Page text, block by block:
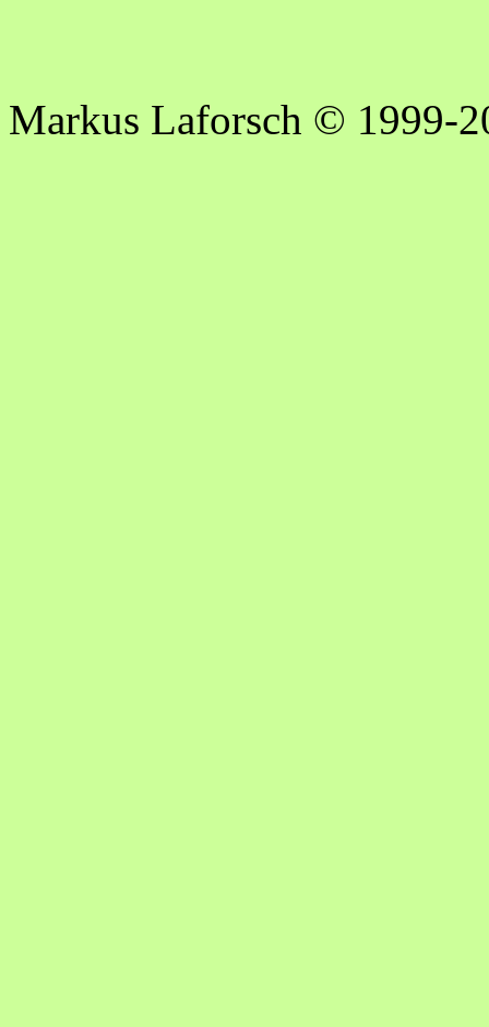
Markus Laforsch © 1999-